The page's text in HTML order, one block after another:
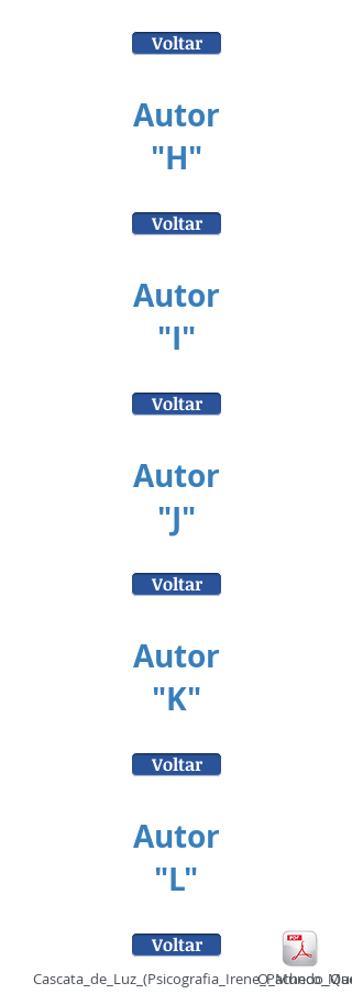
Voltar
Autor
"H"
Voltar
Autor
"I"
Voltar
Autor
"J"
Voltar
Autor
"K"
Voltar
Autor
"L"
Voltar